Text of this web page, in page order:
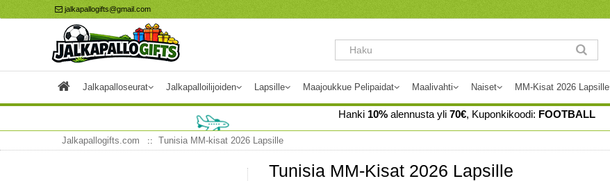
jalkapallogifts@gmail.com
Jalkapalloseurat Jalkapalloilijoiden Lapsille Maajoukkue Pelipaidat Maalivahti Naiset MM-Kisat 2026 Lapsille
Hanki 10% alennusta yli 70€, Kuponkikoodi: FOOTBALL
Jalkapallogifts.com Tunisia MM-kisat 2026 Lapsille
Tunisia MM-Kisat 2026 Lapsille